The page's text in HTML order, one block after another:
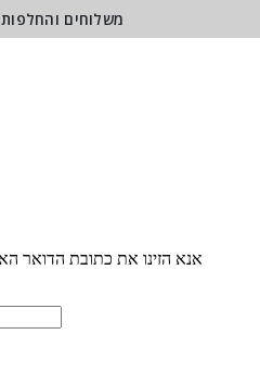
אנא הזינו את כתובת הדואר
משלוחים